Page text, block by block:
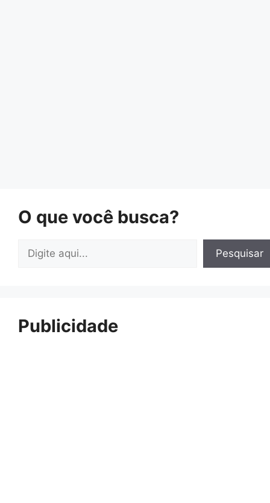
O que você busca?
Pesquisar Pesquisar
Publicidade